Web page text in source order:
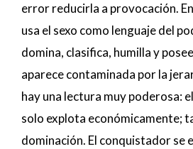
error reducirla a provocación.
usa el sexo como lenguaje del
domina, clasifica, humilla y
aparece contaminada por la
hay una lectura muy poderosa:
solo explota económicamente;
dominación. El conquistador se